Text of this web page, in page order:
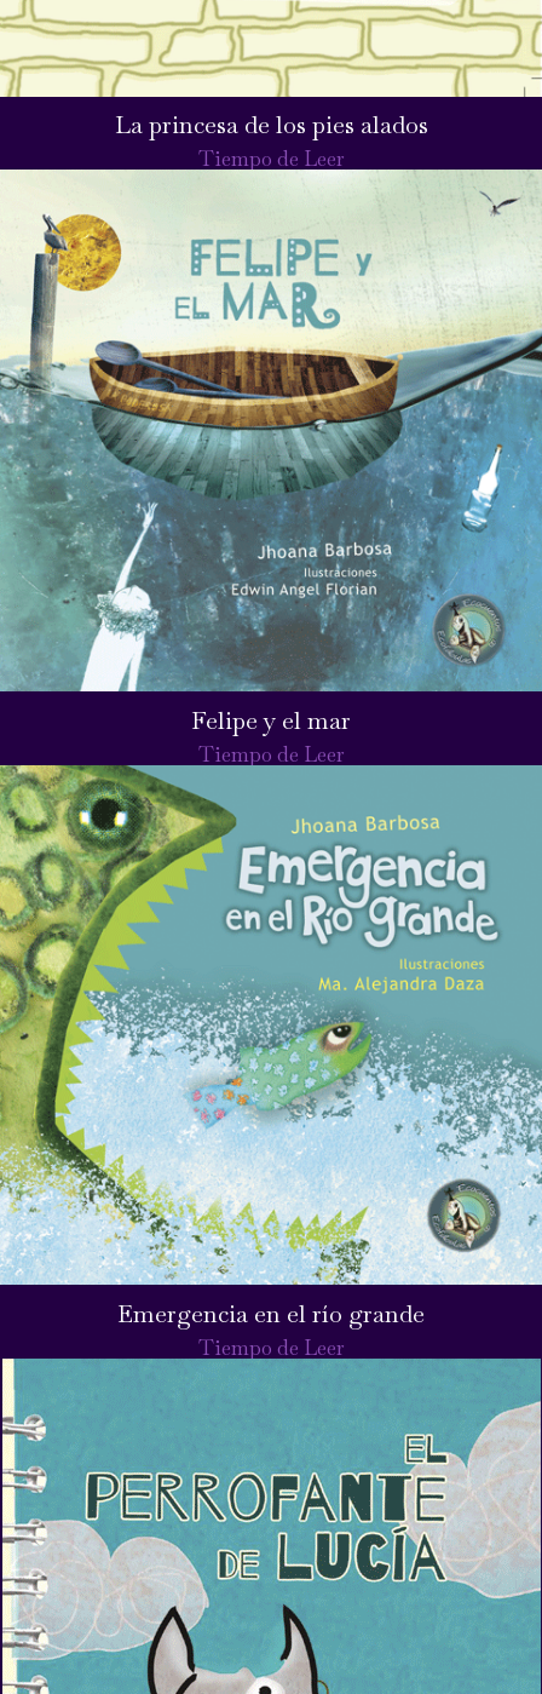
La princesa de los pies alados
Tiempo de Leer
Felipe y el mar
Tiempo de Leer
Emergencia en el río grande
Tiempo de Leer